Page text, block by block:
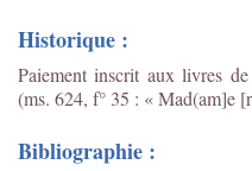
Historique :
Paiement inscrit aux livres
(ms. 624, f° 35 : « Mad(am]e
Bibliographie :